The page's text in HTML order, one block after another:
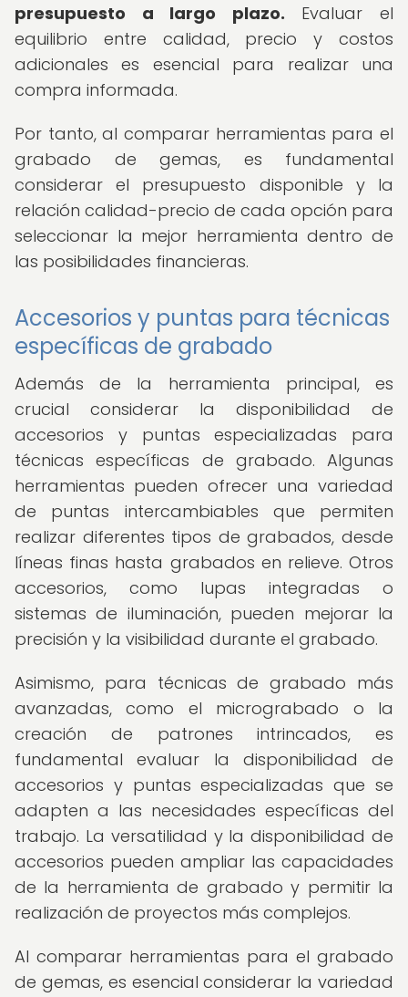
presupuesto a largo plazo. Evaluar el
equilibrio entre calidad, precio y costos
adicionales es esencial para realizar una
compra informada.
Por tanto, al comparar herramientas para el
grabado de gemas, es fundamental
considerar el presupuesto disponible y la
relación calidad-precio de cada opción para
seleccionar la mejor herramienta dentro de
las posibilidades financieras.
Accesorios y puntas para técnicas
específicas de grabado
Además de la herramienta principal, es
crucial considerar la disponibilidad de
accesorios y puntas especializadas para
técnicas específicas de grabado. Algunas
herramientas pueden ofrecer una variedad
de puntas intercambiables que permiten
realizar diferentes tipos de grabados, desde
líneas finas hasta grabados en relieve. Otros
accesorios, como lupas integradas o
sistemas de iluminación, pueden mejorar la
precisión y la visibilidad durante el grabado.
Asimismo, para técnicas de grabado más
avanzadas, como el micrograbado o la
creación de patrones intrincados, es
fundamental evaluar la disponibilidad de
accesorios y puntas especializadas que se
adapten a las necesidades específicas del
trabajo. La versatilidad y la disponibilidad de
accesorios pueden ampliar las capacidades
de la herramienta de grabado y permitir la
realización de proyectos más complejos.
Al comparar herramientas para el grabado
de gemas, es esencial considerar la variedad